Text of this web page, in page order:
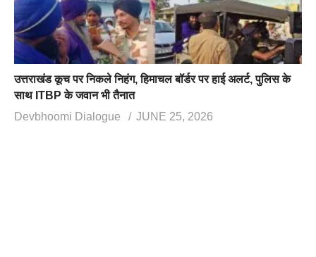
उत्तराखंड कूच पर निकले निहंग, हिमाचल बॉर्डर पर हाई अलर्ट, पुलिस के
साथ ITBP के जवान भी तैनात
Devbhoomi Dialogue
JUNE 25, 2026